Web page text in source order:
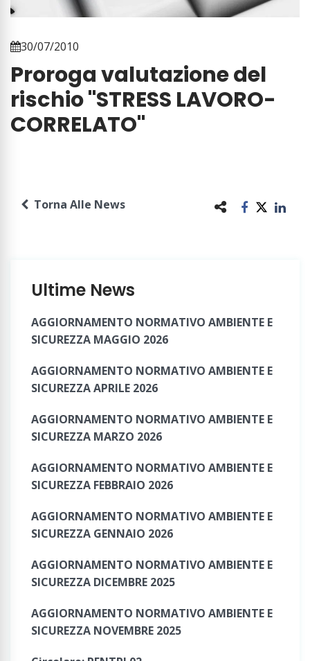
30/07/2010
Proroga valutazione del
rischio "STRESS LAVORO-
CORRELATO"
Torna Alle News
Ultime News
AGGIORNAMENTO NORMATIVO AMBIENTE E
SICUREZZA MAGGIO 2026
AGGIORNAMENTO NORMATIVO AMBIENTE E
SICUREZZA APRILE 2026
AGGIORNAMENTO NORMATIVO AMBIENTE E
SICUREZZA MARZO 2026
AGGIORNAMENTO NORMATIVO AMBIENTE E
SICUREZZA FEBBRAIO 2026
AGGIORNAMENTO NORMATIVO AMBIENTE E
SICUREZZA GENNAIO 2026
AGGIORNAMENTO NORMATIVO AMBIENTE E
SICUREZZA DICEMBRE 2025
AGGIORNAMENTO NORMATIVO AMBIENTE E
SICUREZZA NOVEMBRE 2025